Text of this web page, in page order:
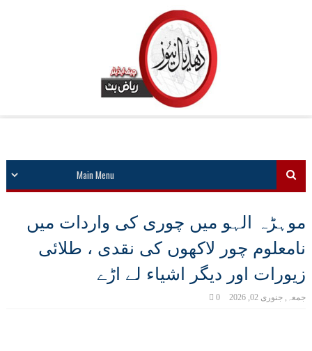
موہڑہ الہو میں چوری کی واردات میں
نامعلوم چور لاکھوں کی نقدی ، طلائی
زیورات اور دیگر اشیاء لے اڑے
جمعہ, جنوری 02, 2026 0